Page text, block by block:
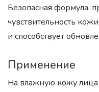
Безопасная формула,
чувствительность
и способствует
Применение
На влажную кожу